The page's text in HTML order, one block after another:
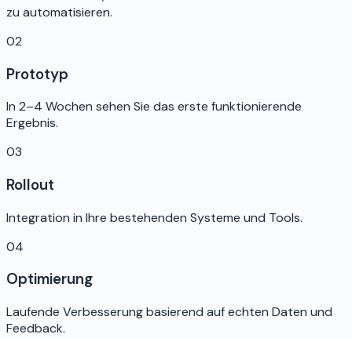
zu automatisieren.
02
Prototyp
In 2–4 Wochen sehen Sie das erste funktionierende
Ergebnis.
03
Rollout
Integration in Ihre bestehenden Systeme und Tools.
04
Optimierung
Laufende Verbesserung basierend auf echten Daten und
Feedback.